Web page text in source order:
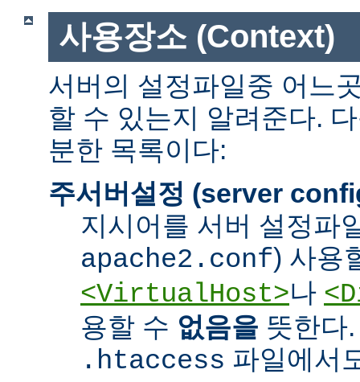
사용장소 (Context)
서버의 설정파일중 어느
할 수 있는지 알려준다.
분한 목록이다:
주서버설정 (server
지시어를 서버 설정파
apache2.conf) 사용
<VirtualHost>나
용할 수 없음을 뜻한다
.htaccess 파일에서